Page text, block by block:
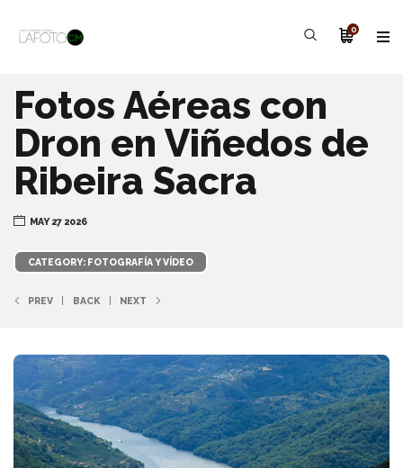
0
Fotos Aéreas con
Dron en Viñedos de
Ribeira Sacra
MAY 27 2026
CATEGORY: FOTOGRAFÍA Y VÍDEO
PREV BACK NEXT